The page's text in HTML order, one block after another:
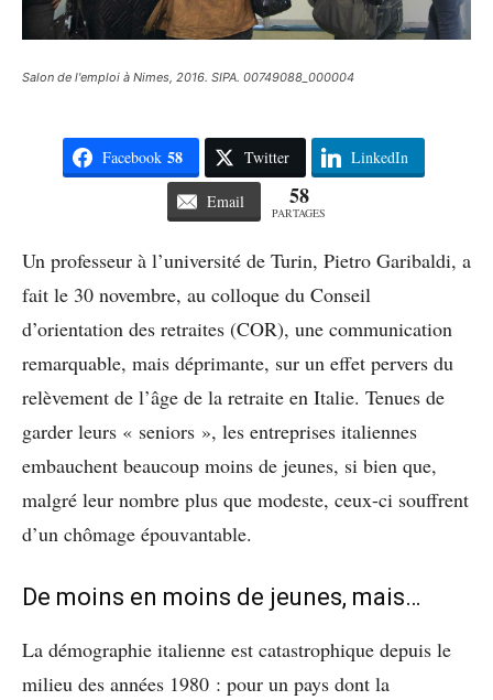
Salon de l'emploi à Nimes, 2016. SIPA. 00749088_000004
Facebook 58 Twitter LinkedIn
Email 58
PARTAGES
Un professeur à l’université de Turin, Pietro Garibaldi, a
fait le 30 novembre, au colloque du Conseil
d’orientation des retraites (COR), une communication
remarquable, mais déprimante, sur un effet pervers du
relèvement de l’âge de la retraite en Italie. Tenues de
garder leurs « seniors », les entreprises italiennes
embauchent beaucoup moins de jeunes, si bien que,
malgré leur nombre plus que modeste, ceux-ci souffrent
d’un chômage épouvantable.
De moins en moins de jeunes, mais…
La démographie italienne est catastrophique depuis le
milieu des années 1980 : pour un pays dont la